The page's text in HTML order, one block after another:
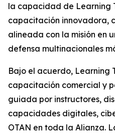
la capacidad de Learning
capacitación innovadora,
alineada con la misión en
defensa multinacionales
Bajo el acuerdo, Learning
capacitación comercial y
guiada por instructores,
capacidades digitales,
OTAN en toda la Alianza.